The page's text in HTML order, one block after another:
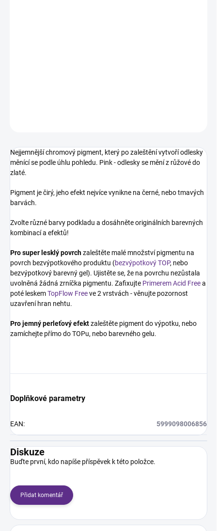
Nejjemnější chromový pigment, který po zaleštění vytvoří odlesky
měnící se podle úhlu pohledu. Pink - odlesky se mění z růžové do
zlaté.
Pigment je čirý, jeho efekt nejvíce vynikne na černé, nebo tmavých
barvách.
Zvolte různé barvy podkladu a dosáhněte originálních barevných
kombinací a efektů!
Pro super lesklý povrchzaleštěte malé množství pigmentu na
povrch bezvýpotkového produktu (bezvýpotkový TOP, nebo
bezvýpotkový barevný gel). Ujistěte se, že na povrchu nezůstala
uvolněná žádná zrníčka pigmentu. Zafixujte Primerem Acid Freea
poté leskemTopFlow Freeve 2 vrstvách - věnujte pozornost
uzavření hran nehtu.
Pro jemný perleťový efektzaleštěte pigment do výpotku, nebo
zamíchejte přímo do TOPu, nebo barevného gelu.
Doplňkové parametry
EAN: 5999098006856
Diskuze
Buďte první, kdo napíše příspěvek k této položce.
Přidat komentář